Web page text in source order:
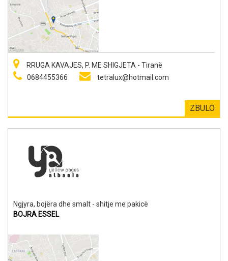
RRUGA KAVAJES, P. ME SHIGJETA - Tiranë
0684455366
tetralux@hotmail.com
ZBULO
Ngjyra, bojëra dhe smalt - shitje me pakicë
BOJRA ESSEL